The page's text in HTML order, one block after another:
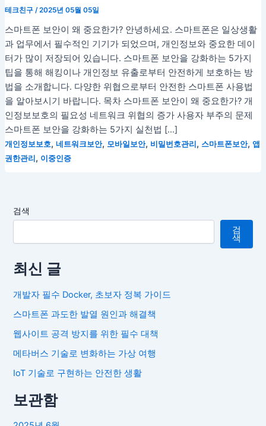
테크친구 /2025년 05월 05일
스마트폰 보안이 왜 중요한가? 안녕하세요. 스마트폰은 일상생활
과 업무에서 필수적인 기기가 되었으며, 개인정보와 중요한 데이
터가 많이 저장되어 있습니다. 스마트폰 보안을 강화하는 5가지
팁을 통해 해킹이나 개인정보 유출로부터 안전하게 보호하는 방
법을 소개합니다. 다양한 위협으로부터 안전한 스마트폰 사용법
을 알아보시기 바랍니다. 목차 스마트폰 보안이 왜 중요한가? 개
인정보보호의 필요성 네트워크 위협의 증가 사용자 부주의 문제
스마트폰 보안을 강화하는 5가지 실천법 […]
개인정보보호, 네트워크보안, 모바일보안, 비밀번호관리 , 스마트폰보안, 앱
권한관리 , 이중인증
검색
검
색
최신 글
개발자 필수 Docker, 초보자 정복 가이드
스마트폰 과도한 발열 원인과 해결책
웹사이트 공격 방지를 위한 필수 대책
메타버스 기술로 변화하는 가상 여행
IoT 기술로 구현하는 안전한 생활
보관함